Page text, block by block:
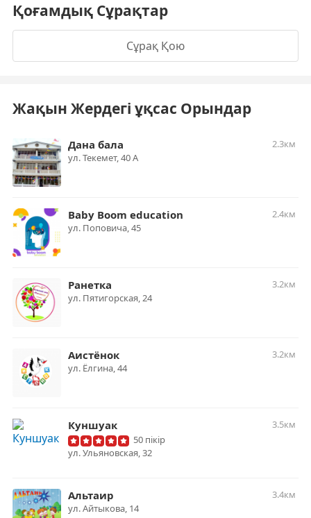
Қоғамдық Сұрақтар
Сұрақ Қою
Жақын Жердегі ұқсас Орындар
Дана бала
2.3км
ул. ​Текемет, 40 А
Baby Boom education
2.4км
​ул. Поповича, 45
Ранетка
3.2км
ул. ​Пятигорская, 24
Аистёнок
3.2км
ул. ​Ёлгина, 44
Куншуак
3.5км
50 пікір
ул. Ульяновская, 32
Альтаир
3.4км
ул. Айтыкова, 14